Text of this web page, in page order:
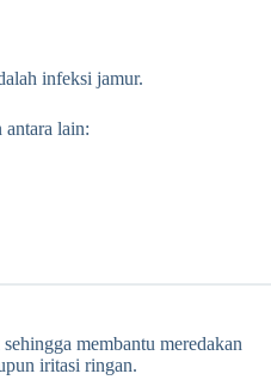
infeksi jamur.
lain:
membantu meredakan
iritasi ringan.